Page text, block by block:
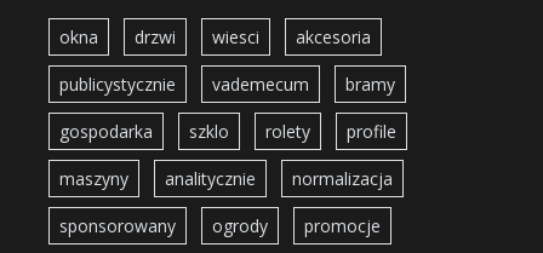
okna drzwi wiesci akcesoria
publicystycznie vademecum bramy
gospodarka szklo rolety profile
maszyny analitycznie normalizacja
sponsorowany ogrody promocje